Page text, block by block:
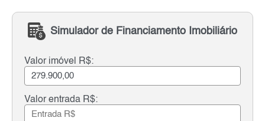
Simulador de Financiamento Imobiliário
Valor imóvel R$:
Valor entrada R$: